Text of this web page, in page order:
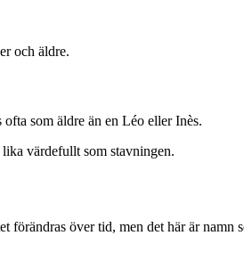
och äldre.
som äldre än en Léo eller Inès.
värdefullt som stavningen.
över tid, men det här är namn